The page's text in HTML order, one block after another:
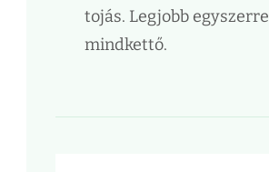
tojás. Legjobb egyszerre
mindkettő.